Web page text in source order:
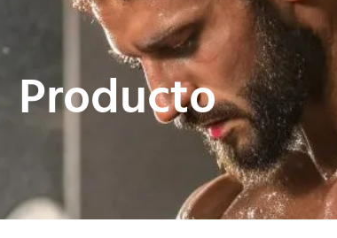
Producto